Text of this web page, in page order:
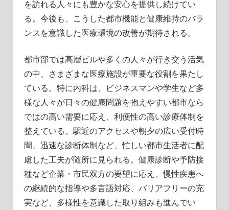
を訪れる人々にも豊かな安心を提供し続けてい
る。今後も、こうした都市機能と健康維持のバラ
ンスを意識した医療環境の改善が期待される。
都市部では高層ビルや多くの人々が行き交う活気
の中、さまざまな医療施設が重要な役割を果たし
ている。特に内科は、ビジネスマンや学生など多
様な人々が日々の健康問題を抱えやすい都市なら
ではの高い需要に応え、利便性の高い診療体制を
整えている。駅近のアクセスや朝夕の広い受付時
間、迅速な診断体制など、忙しい都市生活者に配
慮した工夫が随所に見られる。健康診断や予防接
種など企業・市民双方の要望に応え、慢性疾患へ
の継続的な指導や多言語対応、バリアフリーの充
実など、多様性を意識した取り組みも進んでい